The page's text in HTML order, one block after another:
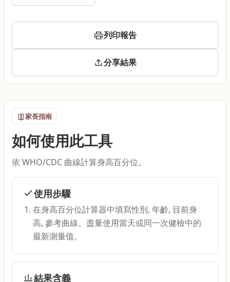
列印報告
分享結果
家長指南
如何使用此工具
依 WHO/CDC 曲線計算身高百分位。
使用步驟
在身高百分位計算器中填寫性別, 年齡, 目前身
高, 參考曲線。盡量使用當天或同一次健檢中的
最新測量值。
結果含義